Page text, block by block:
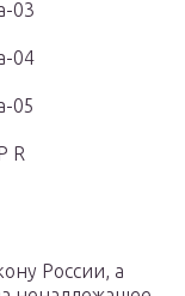
03
04
05
R
России, а